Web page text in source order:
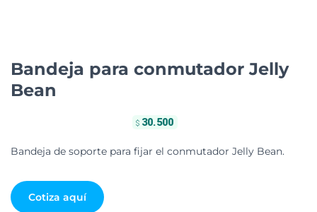
Bandeja para conmutador Jelly
Bean
$ 30.500
Bandeja de soporte para fijar el conmutador Jelly Bean.
Cotiza aquí